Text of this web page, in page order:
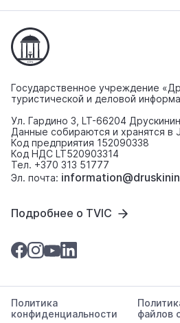
Государственное учреждение
туристической и деловой
Ул. Гардино 3, LT-66204
Данные собираются и хранятся в
Код предприятия 152090338
Код НДС LT520903314
Тел. +370 313 51777
Эл. почта:
Подробнее о TVIC
Политика
конфиденциальности
файлов